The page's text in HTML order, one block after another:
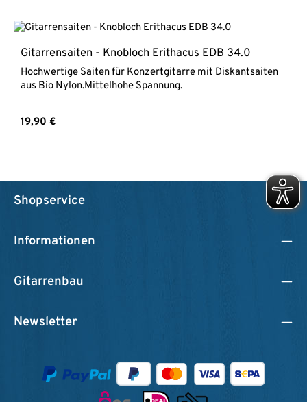
Gitarrensaiten - Knobloch Erithacus EDB 34.0
Hochwertige Saiten für Konzertgitarre mit Diskantsaiten
aus Bio Nylon.Mittelhohe Spannung.
Regulärer Preis:
19,90 €
Shopservice
Informationen
Gitarrenbau
Newsletter